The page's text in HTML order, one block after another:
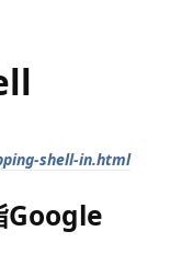
shell-in.html
Google